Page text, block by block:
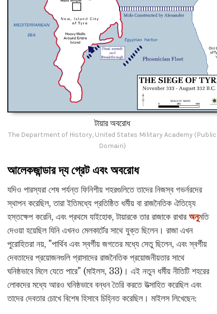
টায়ার অবরোধ
The Department of History, United States Military Academy (Public
Domain)
আলেকজান্ডার দ্য গ্রেট এবং অবরোধ
যদিও পারস্যরা শেষ পর্যন্ত ফিনিশীয় শহরগুলিতে তাদের নিজস্ব গভর্নরদের
স্থাপন করেছিল, তারা ইতিমধ্যে প্রতিষ্ঠিত ধর্মীয় বা রাজনৈতিক ঐতিহ্যে
হস্তক্ষেপ করেনি, এবং প্রথমে যাইহোক, টায়ারকে তার রাজাকে রাখার অনুমতি
দেওয়া হয়েছিল যিনি এখনও মেলকার্টের সাথে যুক্ত ছিলেন। রাজা এখন
পুরোহিতরা নয়, "পার্থিব এবং স্বর্গীয় জগতের মধ্যে সেতু ছিলেন, এবং স্বর্গীয়
দেবতাদের প্রয়োজনগুলি প্রাসাদের রাজনৈতিক প্রয়োজনীয়তার সাথে
ঘনিষ্ঠভাবে মিলে যেতে পারে" (মাইলস, 33)। এই নতুন ধর্মীয় নীতিটি শহরের
লোকদের মধ্যে আরও ঘনিষ্ঠভাবে বন্ধন তৈরি করতে উত্সাহিত করেছিল এবং
তাদের দেবতার চোখে বিশেষ হিসাবে চিহ্নিত করেছিল। মাইলস লিখেছেন: